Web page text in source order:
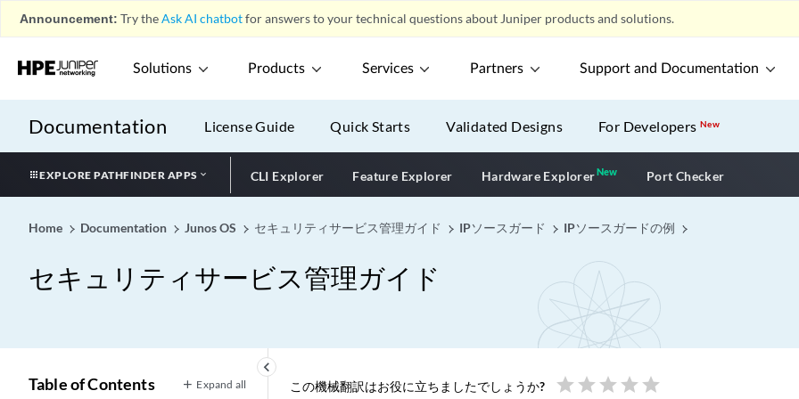
Announcement: Try theAsk AI chatbotfor answers to your technical questions about Juniper products and solutions.
Solutions Products Services Partners Support and Documentation
Documentation License Guide Quick Starts Validated Designs For DevelopersNew
EXPLORE PATHFINDER APPS CLI Explorer Feature Explorer Hardware ExplorerNewNew application
Port Checker
Home Documentation Junos OS セキュリティサービス管理ガイド IPソースガード IPソースガードの例
セキュリティサービス管理ガイド
keyboard_arrow_left
Table of Contents Expand all この機械翻訳はお役に立ちましたでしょうか? star star star star star